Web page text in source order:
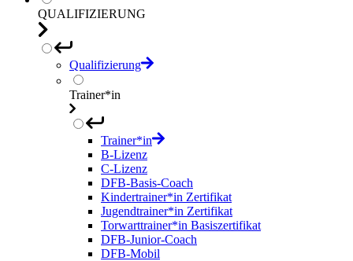
QUALIFIZIERUNG
Qualifizierung
Trainer*in
Trainer*in
B-Lizenz
C-Lizenz
DFB-Basis-Coach
Kindertrainer*in Zertifikat
Jugendtrainer*in Zertifikat
Torwarttrainer*in Basiszertifikat
DFB-Junior-Coach
DFB-Mobil